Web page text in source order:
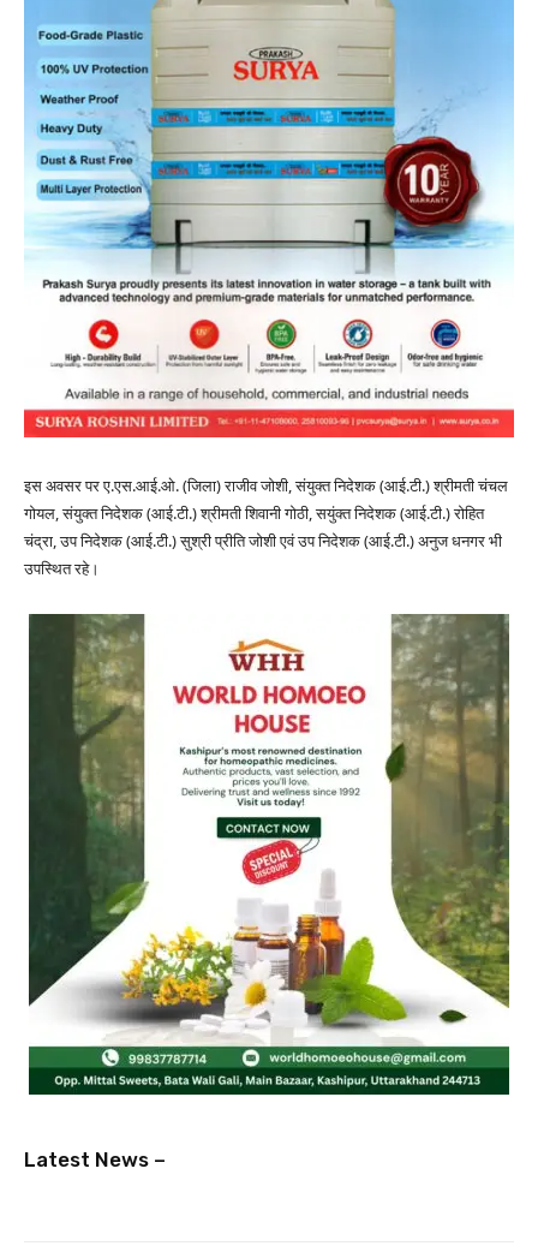
इस अवसर पर ए.एस.आई.ओ. (जिला) राजीव जोशी, संयुक्त निदेशक (आई.टी.) श्रीमती चंचल
गोयल, संयुक्त निदेशक (आई.टी.) श्रीमती शिवानी गोठी, सयुंक्त निदेशक (आई.टी.) रोहित
चंद्रा, उप निदेशक (आई.टी.) सुश्री प्रीति जोशी एवं उप निदेशक (आई.टी.) अनुज धनगर भी
उपस्थित रहे।
Latest News –